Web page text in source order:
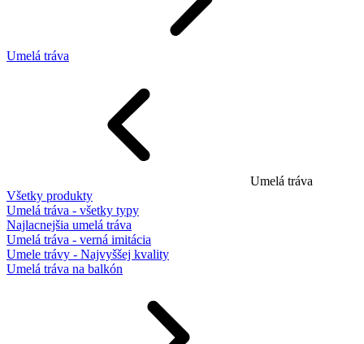
Umelá tráva
Umelá tráva
Všetky produkty
Umelá tráva - všetky typy
Najlacnejšia umelá tráva
Umelá tráva - verná imitácia
Umele trávy - Najvyššej kvality
Umelá tráva na balkón